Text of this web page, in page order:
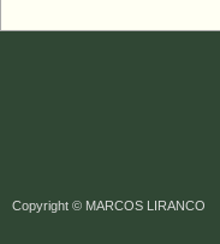
Copyright © MARCOS LIRANCO